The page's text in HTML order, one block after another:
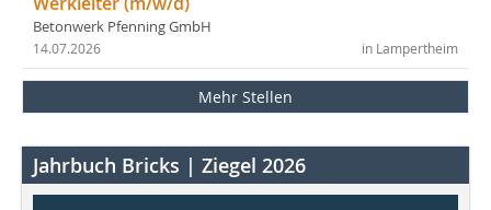
Betonwerk Pfenning GmbH
in Lampertheim
14.07.2026
Mehr Stellen
Jahrbuch Bricks | Ziegel 2026